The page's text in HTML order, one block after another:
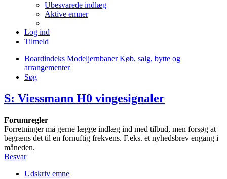
Ubesvarede indlæg
Aktive emner
Log ind
Tilmeld
Boardindeks Modeljernbaner Køb, salg, bytte og
arrangementer
Søg
S: Viessmann H0 vingesignaler
Forumregler
Forretninger må gerne lægge indlæg ind med tilbud, men forsøg at
begræns det til en fornuftig frekvens. F.eks. et nyhedsbrev engang i
måneden.
Besvar
Udskriv emne